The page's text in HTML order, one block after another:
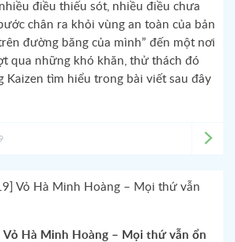
điều thiếu sót, nhiều điều chưa
chân ra khỏi vùng an toàn của bản
đường băng của mình” đến một nơi
qua những khó khăn, thử thách đó
Kaizen tìm hiểu trong bài viết sau đây
Vỏ Hà Minh Hoàng – Mọi thứ vẫn ổn